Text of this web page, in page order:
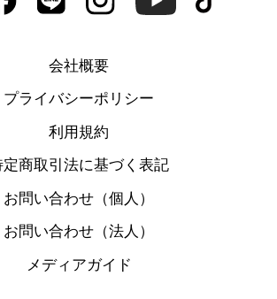
会社概要
プライバシーポリシー
利用規約
定商取引法に基づく表記
お問い合わせ（個人）
お問い合わせ（法人）
メディアガイド